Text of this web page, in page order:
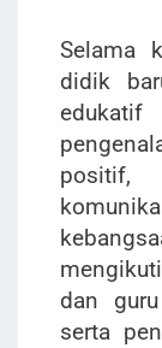
Selama
didik
positif,
dan
serta